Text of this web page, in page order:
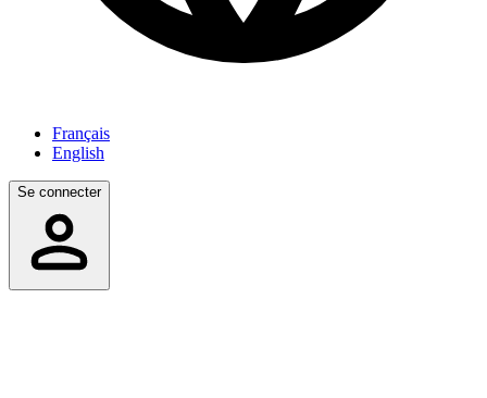
Français
English
Se connecter